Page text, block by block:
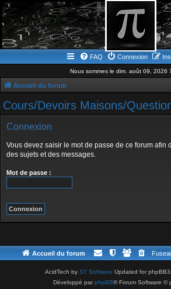
FAQ Connexion
Nous sommes le dim. août 09, 2026
Accueil du forum
Cours/Devoirs Maisons/
Connexion
Vous devez saisir le mot de passe de ce forum afin
des sujets et des messages.
Mot de passe :
Accueil du forum
AcidTech by ST Software Updated for
Développé parphpBB® Forum Software ©